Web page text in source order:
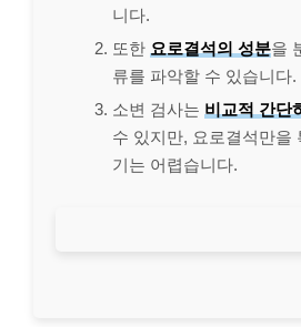
니다.
또한 요로결석의 성분을
류를 파악할 수 있습니다.
소변 검사는 비교적 간단
수 있지만, 요로결석만을
기는 어렵습니다.